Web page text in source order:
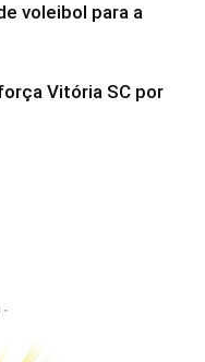
voleibol para a
Vitória SC por
-